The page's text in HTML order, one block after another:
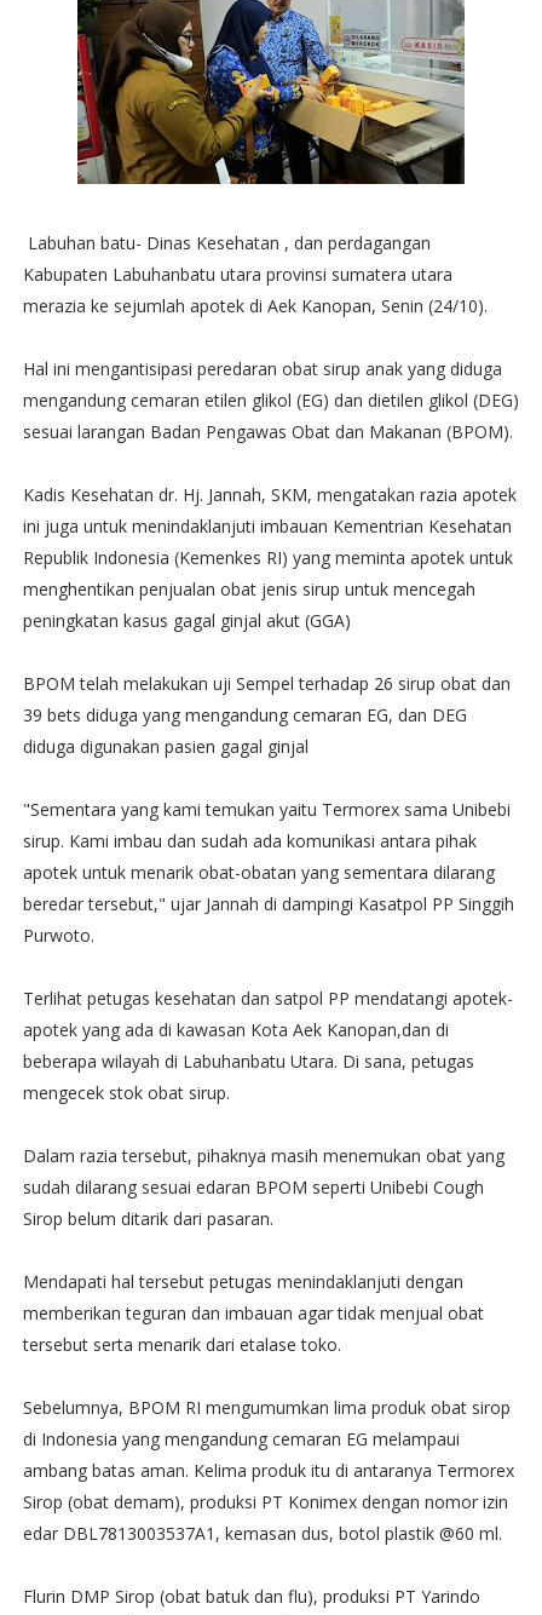
Labuhan batu- Dinas Kesehatan , dan perdagangan
Kabupaten Labuhanbatu utara provinsi sumatera utara
merazia ke sejumlah apotek di Aek Kanopan, Senin (24/10).
Hal ini mengantisipasi peredaran obat sirup anak yang diduga
mengandung cemaran etilen glikol (EG) dan dietilen glikol (DEG)
sesuai larangan Badan Pengawas Obat dan Makanan (BPOM).
Kadis Kesehatan dr. Hj. Jannah, SKM, mengatakan razia apotek
ini juga untuk menindaklanjuti imbauan Kementrian Kesehatan
Republik Indonesia (Kemenkes RI) yang meminta apotek untuk
menghentikan penjualan obat jenis sirup untuk mencegah
peningkatan kasus gagal ginjal akut (GGA)
BPOM telah melakukan uji Sempel terhadap 26 sirup obat dan
39 bets diduga yang mengandung cemaran EG, dan DEG
diduga digunakan pasien gagal ginjal
"Sementara yang kami temukan yaitu Termorex sama Unibebi
sirup. Kami imbau dan sudah ada komunikasi antara pihak
apotek untuk menarik obat-obatan yang sementara dilarang
beredar tersebut," ujar Jannah di dampingi Kasatpol PP Singgih
Purwoto.
Terlihat petugas kesehatan dan satpol PP mendatangi apotek-
apotek yang ada di kawasan Kota Aek Kanopan,dan di
beberapa wilayah di Labuhanbatu Utara. Di sana, petugas
mengecek stok obat sirup.
Dalam razia tersebut, pihaknya masih menemukan obat yang
sudah dilarang sesuai edaran BPOM seperti Unibebi Cough
Sirop belum ditarik dari pasaran.
Mendapati hal tersebut petugas menindaklanjuti dengan
memberikan teguran dan imbauan agar tidak menjual obat
tersebut serta menarik dari etalase toko.
Sebelumnya, BPOM RI mengumumkan lima produk obat sirop
di Indonesia yang mengandung cemaran EG melampaui
ambang batas aman. Kelima produk itu di antaranya Termorex
Sirop (obat demam), produksi PT Konimex dengan nomor izin
edar DBL7813003537A1, kemasan dus, botol plastik @60 ml.
Flurin DMP Sirop (obat batuk dan flu), produksi PT Yarindo